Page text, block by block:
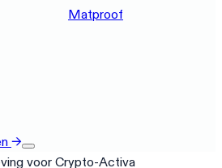
Matproof
→
voor Crypto-Activa